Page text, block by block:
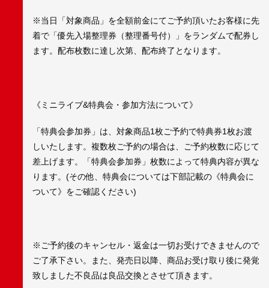
※当日「対象商品」を全額前金にてご予約頂いたお客様に先
着で「優先入場整理券（整理番号付）」をランダムで配券し
ます。配布枚数に達し次第、配布終了となります。
《ミニライブ&特典会・参加方法について》
「特典会参加券」は、対象商品1枚ご予約で特典券1枚お渡
しいたします。複数枚ご予約の場合は、ご予約枚数に応じて
差上げます。「特典会参加券」枚数によって特典内容が異な
ります。(その他、特典会については下部記載の《特典会に
ついて》をご確認ください)
※ご予約後のキャンセル・返金は一切お受けできませんので
ご了承下さい。また、発売日以降、商品お受け取り後に発覚
致しました不良品は良品交換とさせて頂きます。